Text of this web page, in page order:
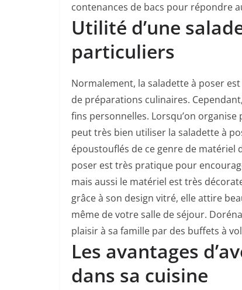
contenances de bacs pour répondre
Utilité d’une
particuliers
Normalement, la saladette à poser
de préparations culinaires.
fins personnelles. Lorsqu’on
peut très bien utiliser la saladette à
époustouflés de ce genre de matériel
poser est très pratique pour
mais aussi le matériel est très
grâce à son design vitré, elle attire
même de votre salle de séjour.
plaisir à sa famille par des buffets à
Les avantages
dans sa cuisine